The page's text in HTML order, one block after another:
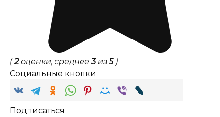
(2оценки, среднее3из 5)
Социальные кнопки
Подписаться